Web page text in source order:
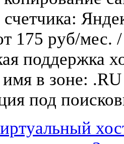
счетчика:
175 руб/
поддержка
в зоне:
под